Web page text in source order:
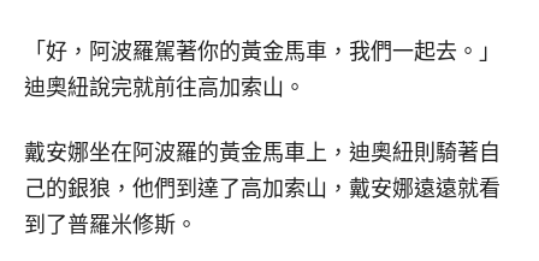
「好，阿波羅駕著你的黃金馬車，我們一起去。」
迪奧紐說完就前往高加索山。
戴安娜坐在阿波羅的黃金馬車上，迪奧紐則騎著自
己的銀狼，他們到達了高加索山，戴安娜遠遠就看
到了普羅米修斯。